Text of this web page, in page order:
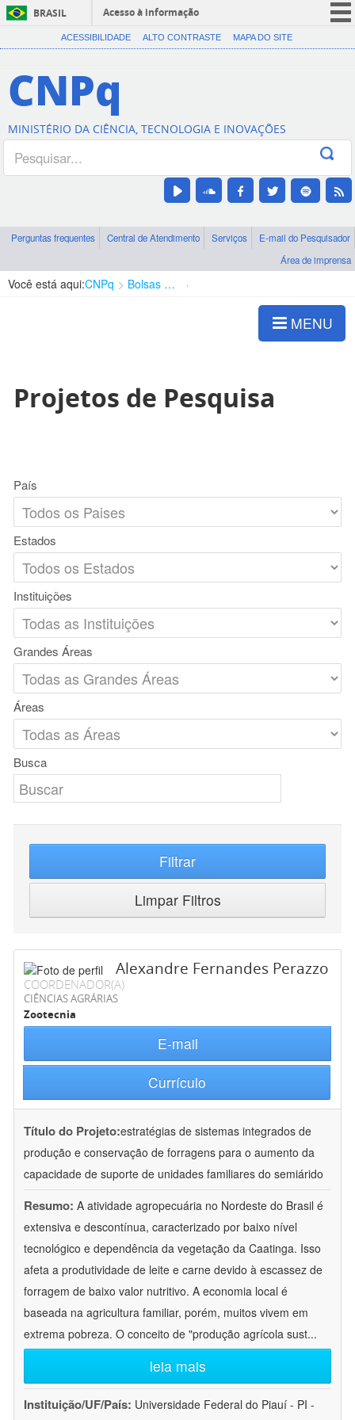
BRASIL
Acesso à informação
CORONAVÍRUS (COVID-19)
Canais
ACESSIBILIDADE ALTO CONTRASTE MAPA DO SITE
CNPq
MINISTÉRIO DA CIÊNCIA, TECNOLOGIA E INOVAÇÕES
Perguntas frequentes Central de Atendimento Serviços
E-mail do Pesquisador
Área de imprensa
Você está aqui:CNPq Bolsas e Auxílios Vigentes
MENU
Projetos de Pesquisa
País
Estados
Instituições
Grandes Áreas
Áreas
Busca
Filtrar
Limpar Filtros
Alexandre Fernandes Perazzo
COORDENADOR(A)
CIÊNCIAS AGRÁRIAS
Zootecnia
E-mail
Currículo
Título do Projeto:estratégias de sistemas integrados de
produção e conservação de forragens para o aumento da
capacidade de suporte de unidades familiares do semiárido
Resumo: A atividade agropecuária no Nordeste do Brasil é
extensiva e descontínua, caracterizado por baixo nível
tecnológico e dependência da vegetação da Caatinga. Isso
afeta a produtividade de leite e carne devido à escassez de
forragem de baixo valor nutritivo. A economia local é
baseada na agricultura familiar, porém, muitos vivem em
extrema pobreza. O conceito de "produção agrícola sust...
leia mais
Instituição/UF/País: Universidade Federal do Piauí - PI -